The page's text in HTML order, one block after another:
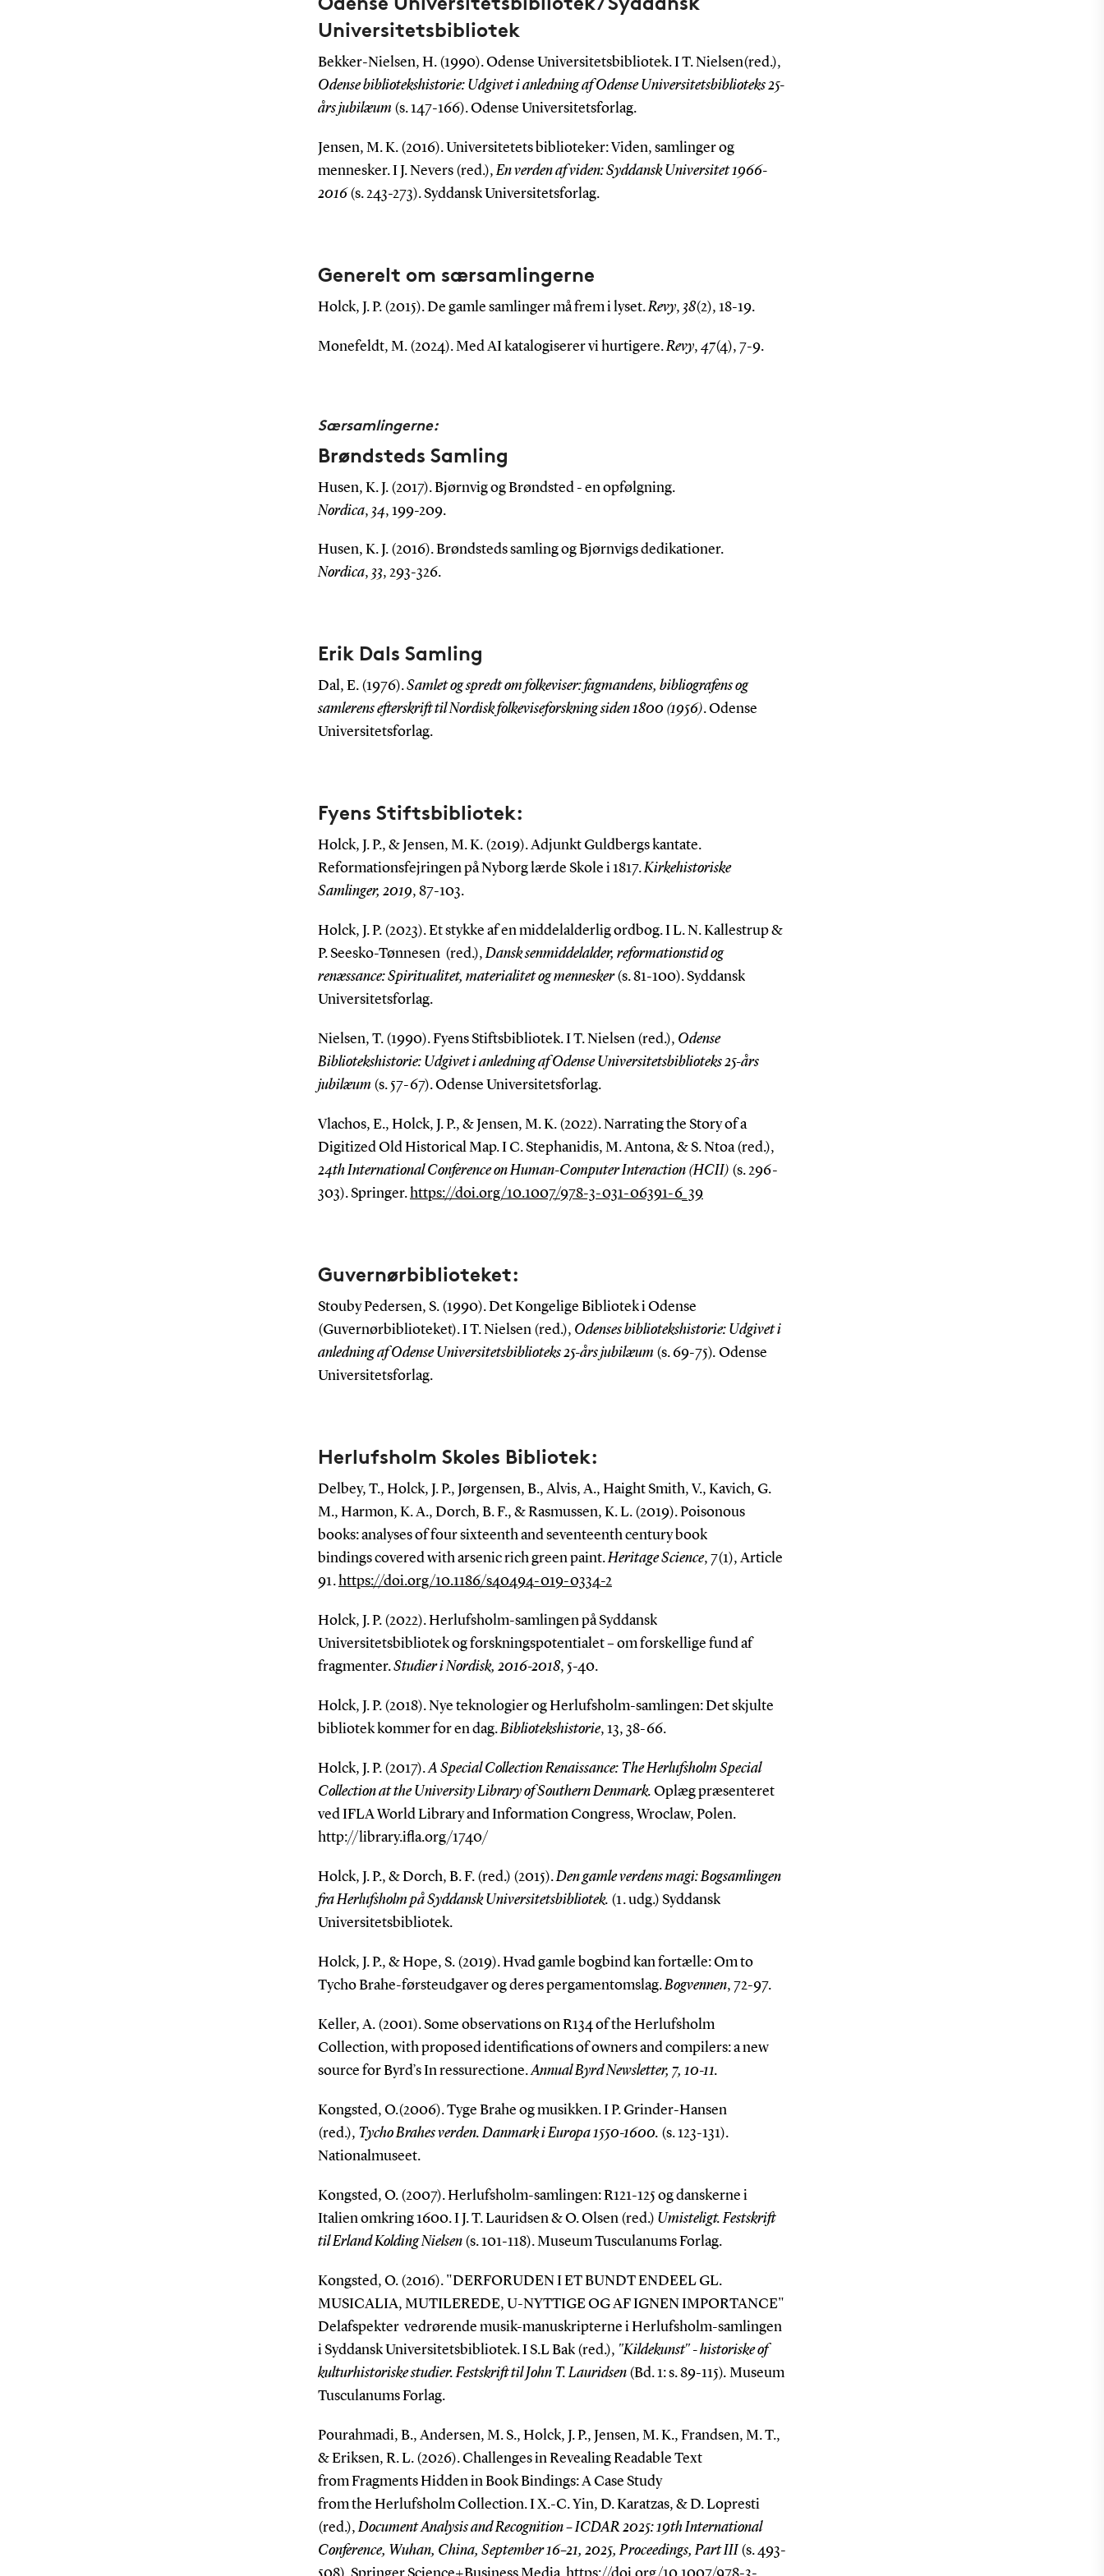
Universitetsbibliotek
Bekker-Nielsen, H. (1990). Odense Universitetsbibliotek. I T. Nielsen(red.),
Odense bibliotekshistorie: Udgivet i anledning af Odense Universitetsbiblioteks 25-
års jubilæum (s. 147-166). Odense Universitetsforlag.
Jensen, M. K. (2016). Universitetets biblioteker: Viden, samlinger og
mennesker. I J. Nevers (red.), En verden af viden: Syddansk Universitet 1966-
2016 (s. 243-273). Syddansk Universitetsforlag.
Generelt om særsamlingerne
Holck, J. P. (2015). De gamle samlinger må frem i lyset. Revy, 38(2), 18-19.
Monefeldt, M. (2024). Med AI katalogiserer vi hurtigere. Revy, 47(4), 7-9.
Særsamlingerne:
Brøndsteds Samling
Husen, K. J. (2017). Bjørnvig og Brøndsted - en opfølgning.
Nordica, 34, 199-209.
Husen, K. J. (2016). Brøndsteds samling og Bjørnvigs dedikationer.
Nordica, 33, 293-326.
Erik Dals Samling
Dal, E. (1976).Samlet og spredt om folkeviser: fagmandens, bibliografens og
samlerens efterskrift til Nordisk folkeviseforskning siden 1800 (1956). Odense
Universitetsforlag.
Fyens Stiftsbibliotek:
Holck, J. P., & Jensen, M. K. (2019). Adjunkt Guldbergs kantate.
Reformationsfejringen på Nyborg lærde Skole i 1817.Kirkehistoriske
Samlinger, 2019, 87-103.
Holck, J. P. (2023). Et stykke af en middelalderlig ordbog. I L. N. Kallestrup &
P. Seesko-Tønnesen (red.),Dansk senmiddelalder, reformationstid og
renæssance: Spiritualitet, materialitet og mennesker(s. 81-100). Syddansk
Universitetsforlag.
Nielsen, T. (1990). Fyens Stiftsbibliotek. I T. Nielsen (red.), Odense
Bibliotekshistorie: Udgivet i anledning af Odense Universitetsbiblioteks 25-års
jubilæum (s. 57-67). Odense Universitetsforlag.
Vlachos, E., Holck, J. P., & Jensen, M. K. (2022). Narrating the Story of a
Digitized Old Historical Map. I C. Stephanidis, M. Antona, & S. Ntoa (red.),
24th International Conference on Human-Computer Interaction (HCII) (s. 296-
303). Springer.https://doi.org/10.1007/978-3-031-06391-6_39
Guvernørbiblioteket:
Stouby Pedersen, S. (1990). Det Kongelige Bibliotek i Odense
(Guvernørbiblioteket). I T. Nielsen (red.), Odenses bibliotekshistorie: Udgivet i
anledning af Odense Universitetsbiblioteks 25-års jubilæum (s. 69-75). Odense
Universitetsforlag.
Herlufsholm Skoles Bibliotek:
Delbey, T., Holck, J. P., Jørgensen, B., Alvis, A., Haight Smith, V., Kavich, G.
M., Harmon, K. A., Dorch, B. F., & Rasmussen, K. L. (2019). Poisonous
books: analyses of four sixteenth and seventeenth century book
bindings covered with arsenic rich green paint.Heritage Science, 7(1), Article
91.https://doi.org/10.1186/s40494-019-0334-2
Holck, J. P. (2022). Herlufsholm-samlingen på Syddansk
Universitetsbibliotek og forskningspotentialet – om forskellige fund af
fragmenter.Studier i Nordisk, 2016-2018, 5-40.
Holck, J. P. (2018). Nye teknologier og Herlufsholm-samlingen: Det skjulte
bibliotek kommer for en dag.Bibliotekshistorie, 13, 38-66.
Holck, J. P. (2017).A Special Collection Renaissance: The Herlufsholm Special
Collection at the University Library of Southern Denmark. Oplæg præsenteret
ved IFLA World Library and Information Congress, Wroclaw, Polen.
http://library.ifla.org/1740/
Holck, J. P., & Dorch, B. F. (red.) (2015).Den gamle verdens magi: Bogsamlingen
fra Herlufsholm på Syddansk Universitetsbibliotek. (1. udg.) Syddansk
Universitetsbibliotek.
Holck, J. P., & Hope, S. (2019). Hvad gamle bogbind kan fortælle: Om to
Tycho Brahe-førsteudgaver og deres pergamentomslag.Bogvennen, 72-97.
Keller, A. (2001). Some observations on R134 of the Herlufsholm
Collection, with proposed identifications of owners and compilers: a new
source for Byrd’s In ressurectione.Annual Byrd Newsletter, 7, 10-11.
Kongsted, O.(2006). Tyge Brahe og musikken. I P. Grinder-Hansen
(red.), Tycho Brahes verden. Danmark i Europa 1550-1600. (s. 123-131).
Nationalmuseet.
Kongsted, O. (2007). Herlufsholm-samlingen: R121-125 og danskerne i
Italien omkring 1600. I J. T. Lauridsen & O. Olsen (red.) Umisteligt. Festskrift
til Erland Kolding Nielsen (s. 101-118). Museum Tusculanums Forlag.
Kongsted, O. (2016). "DERFORUDEN I ET BUNDT ENDEEL GL.
MUSICALIA, MUTILEREDE, U-NYTTIGE OG AF IGNEN IMPORTANCE"
Delafspekter vedrørende musik-manuskripterne i Herlufsholm-samlingen
i Syddansk Universitetsbibliotek. I S.L Bak (red.), "Kildekunst" - historiske of
kulturhistoriske studier. Festskrift til John T. Lauridsen (Bd. 1: s. 89-115). Museum
Tusculanums Forlag.
Pourahmadi, B., Andersen, M. S., Holck, J. P., Jensen, M. K., Frandsen, M. T.,
& Eriksen, R. L. (2026). Challenges in Revealing Readable Text
from Fragments Hidden in Book Bindings: A Case Study
from the Herlufsholm Collection. I X.-C. Yin, D. Karatzas, & D. Lopresti
(red.),Document Analysis and Recognition – ICDAR 2025: 19th International
Conference, Wuhan, China, September 16–21, 2025, Proceedings, Part III (s. 493-